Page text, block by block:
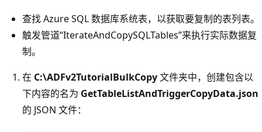
查找 Azure SQL 数据库系统表，以获取要复制的表列表。
触发管道“IterateAndCopySQLTables”来执行实际数据复
制。
在 C:\ADFv2TutorialBulkCopy文件夹中，创建包含以
下内容的名为 GetTableListAndTriggerCopyData.json
的 JSON 文件：